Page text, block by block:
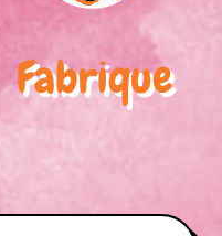
Fabrique